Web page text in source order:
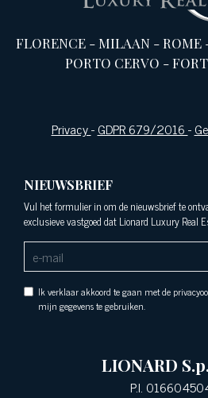
FLORENCE-MILAAN-ROME
PORTO CERVO -
Privacy-GDPR 679/2016-
NIEUWSBRIEF
Vul het formulier in om de nieuwsbrief te
exclusieve vastgoed dat Lionard Luxury Real
Ik verklaar akkoord te gaan met de
mijn gegevens te gebruiken.
LIONARD
P.I.